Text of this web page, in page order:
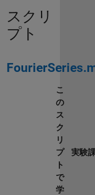
スクリ
プト
こ
の
ス
ク
リ
プ
ト
で
学
実験